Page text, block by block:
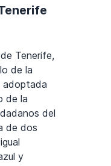
Tenerife,
de la
adoptada
de la
del
de dos
y